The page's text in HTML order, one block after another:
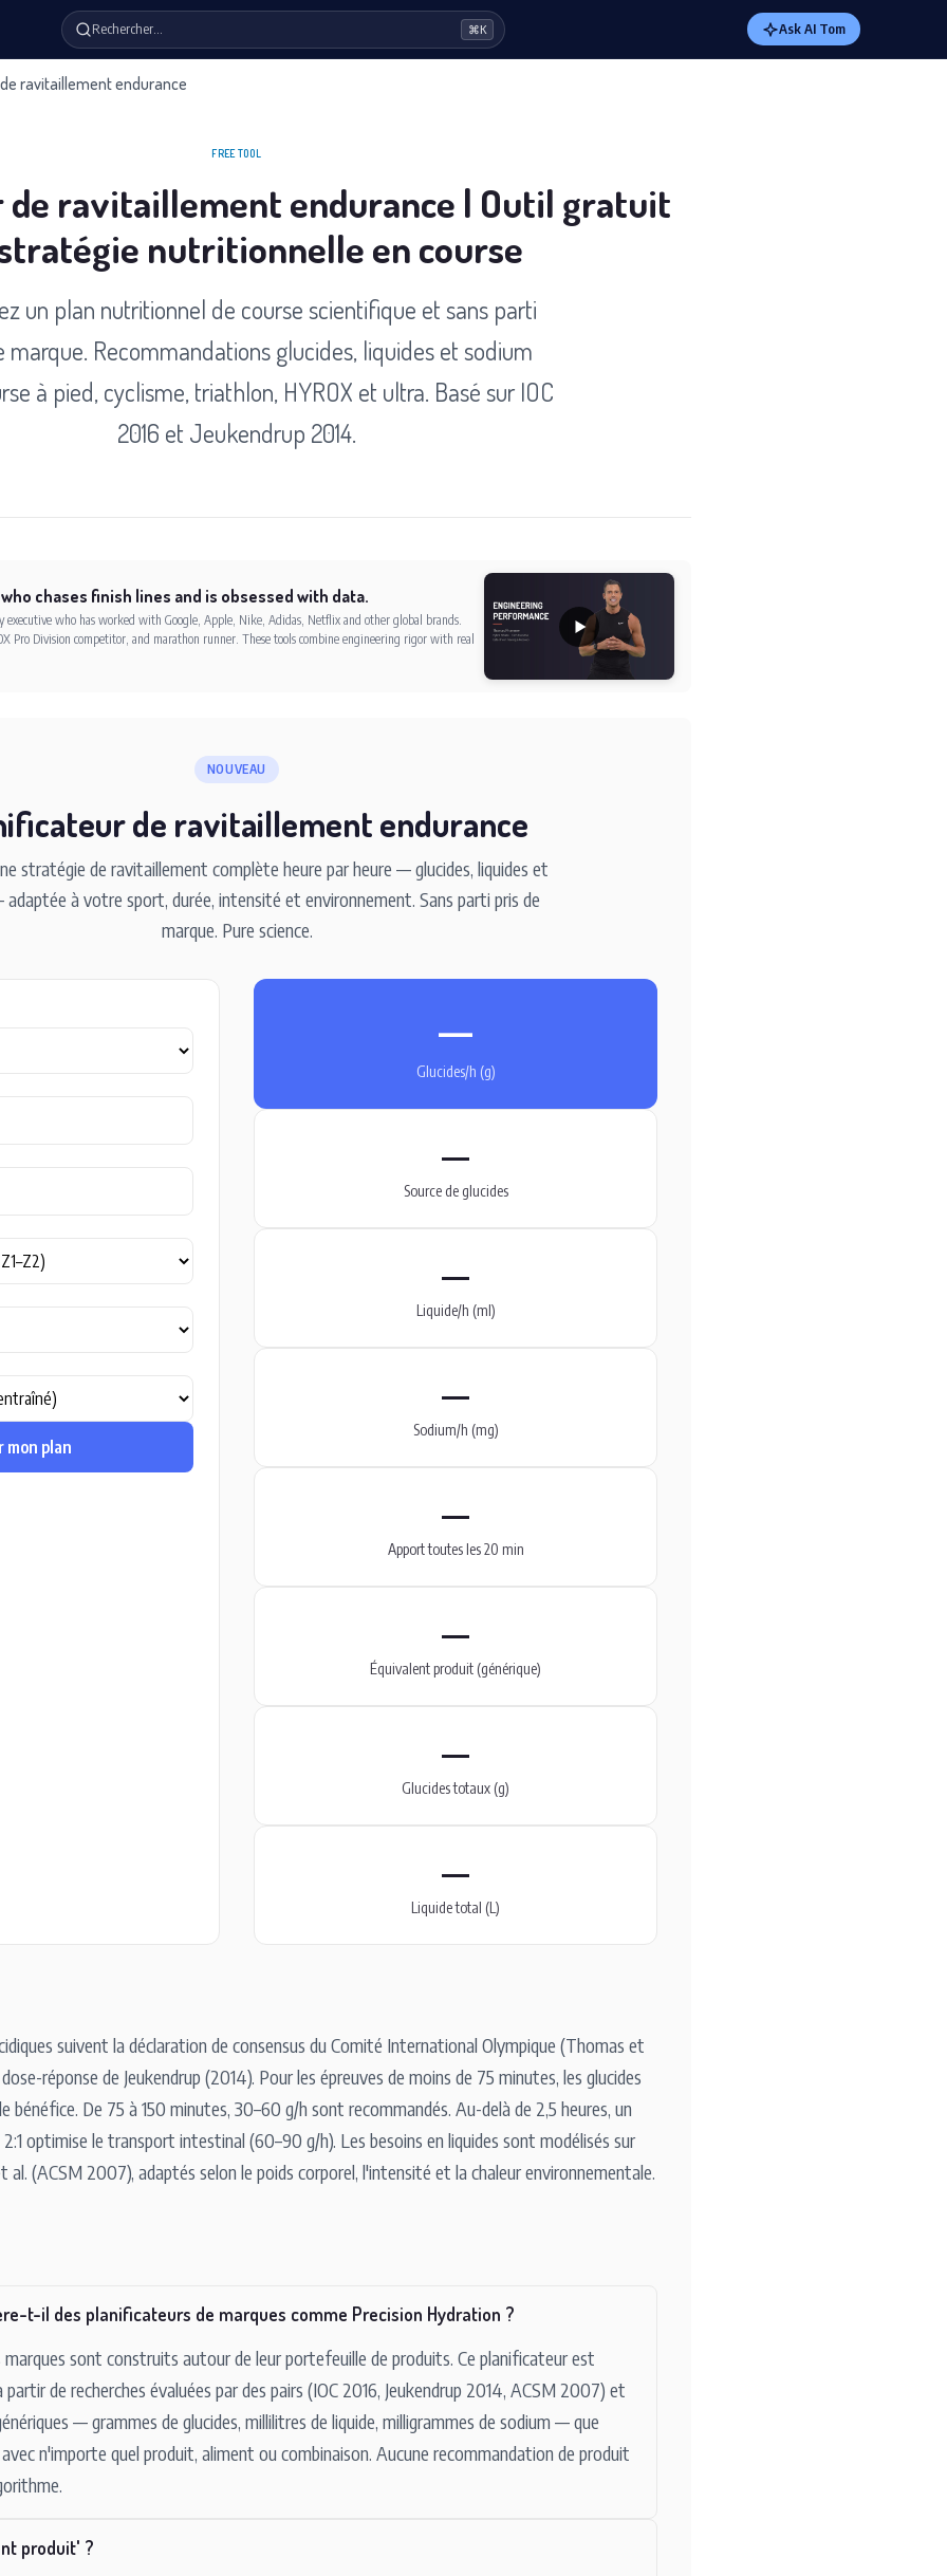
Rechercher… ⌘K Ask AI Tom
ravitaillement endurance
FREE TOOL
ravitaillement endurance | Outil gratuit
nutritionnelle en course
un plan nutritionnel de course scientifique et sans parti
marque. Recommandations glucides, liquides et sodium
à pied, cyclisme, triathlon, HYROX et ultra. Basé sur IOC
2016 et Jeukendrup 2014.
chases finish lines and is obsessed with data.
executive who has worked with Google, Apple, Nike, Adidas, Netflix and other global brands.
Pro Division competitor, and marathon runner. These tools combine engineering rigor with real
NOUVEAU
de ravitaillement endurance
stratégie de ravitaillement complète heure par heure — glucides, liquides et
à votre sport, durée, intensité et environnement. Sans parti pris de
marque. Pure science.
mon plan
—
Glucides/h (g)
—
Source de glucides
—
Liquide/h (ml)
—
Sodium/h (mg)
—
Apport toutes les 20 min
—
Équivalent produit (générique)
—
Glucides totaux (g)
—
Liquide total (L)
suivent la déclaration de consensus du Comité International Olympique (Thomas et
réponse de Jeukendrup (2014). Pour les épreuves de moins de 75 minutes, les glucides
bénéfice. De 75 à 150 minutes, 30–60 g/h sont recommandés. Au-delà de 2,5 heures, un
optimise le transport intestinal (60–90 g/h). Les besoins en liquides sont modélisés sur
al. (ACSM 2007), adaptés selon le poids corporel, l'intensité et la chaleur environnementale.
t-il des planificateurs de marques comme Precision Hydration ?
sont construits autour de leur portefeuille de produits. Ce planificateur est
de recherches évaluées par des pairs (IOC 2016, Jeukendrup 2014, ACSM 2007) et
— grammes de glucides, millilitres de liquide, milligrammes de sodium — que
n'importe quel produit, aliment ou combinaison. Aucune recommandation de produit
produit' ?